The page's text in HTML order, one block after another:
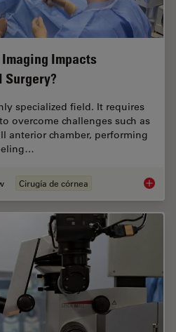
Imaging Impacts
Surgery?
specialized field. It requires
overcome challenges such as
anterior chamber, performing
Cirugía de córnea How